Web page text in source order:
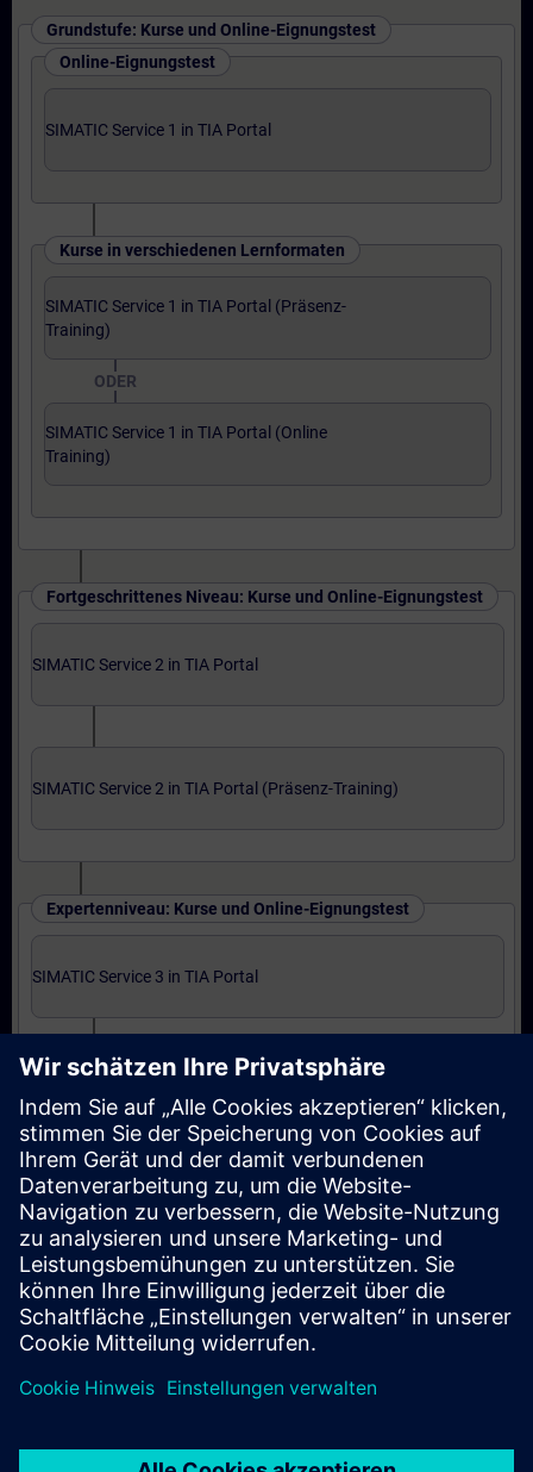
Grundstufe: Kurse und Online-Eignungstest
Online-Eignungstest
SIMATIC Service 1 in TIA Portal
Kurse in verschiedenen Lernformaten
SIMATIC Service 1 in TIA Portal (Präsenz-
Training)
ODER
SIMATIC Service 1 in TIA Portal (Online
Training)
Fortgeschrittenes Niveau: Kurse und Online-Eignungstest
SIMATIC Service 2 in TIA Portal
SIMATIC Service 2 in TIA Portal (Präsenz-Training)
Expertenniveau: Kurse und Online-Eignungstest
SIMATIC Service 3 in TIA Portal
SIMATIC Service 3 in TIA Portal (Präsenz-Training)
Abschließende Zertifizierung
Automatisierungstechniker/in Service entspr.
ZVEI in TIA Portal (Präsenz-Test)